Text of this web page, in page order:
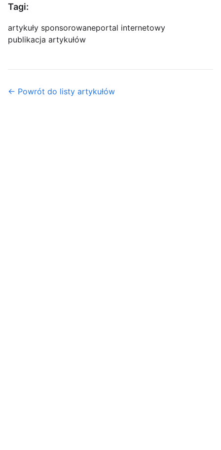
Tagi:
artykuły sponsorowaneportal internetowy
publikacja artykułów
← Powrót do listy artykułów